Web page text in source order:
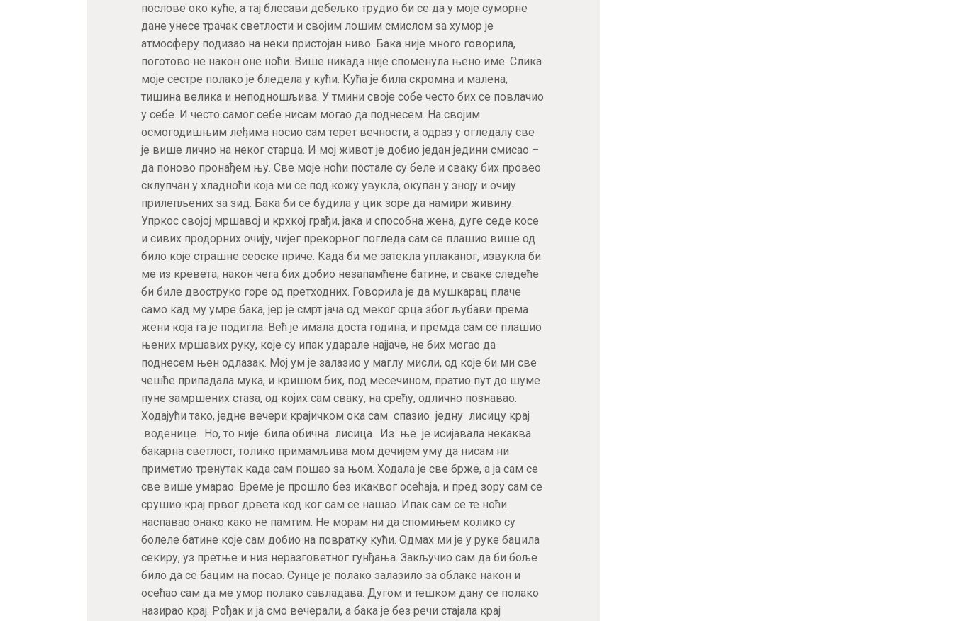
послове око куће, а тај блесави дебељко трудио би се да у моје суморне
дане унесе трачак светлости и својим лошим смислом за хумор је
атмосферу подизао на неки пристојан ниво. Бака није много говорила,
поготово не након оне ноћи. Више никада није споменула њено име. Слика
моје сестре полако је бледела у кући. Кућа је била скромна и малена;
тишина велика и неподношљива. У тмини своје собе често бих се повлачио
у себе. И често самог себе нисам могао да поднесем. На својим
осмогодишњим леђима носио сам терет вечности, а одраз у огледалу све
је више личио на неког старца. И мој живот је добио један једини смисао –
да поново пронађем њу. Све моје ноћи постале су беле и сваку бих провео
склупчан у хладноћи која ми се под кожу увукла, окупан у зноју и очију
прилепљених за зид. Бака би се будила у цик зоре да намири живину.
Упркос својој мршавој и крхкој грађи, јака и способна жена, дуге седе косе
и сивих продорних очију, чијег прекорног погледа сам се плашио више од
било које страшне сеоске приче. Када би ме затекла уплаканог, извукла би
ме из кревета, након чега бих добио незапамћене батине, и сваке следеће
би биле двоструко горе од претходних. Говорила је да мушкарац плаче
само кад му умре бака, јер је смрт јача од меког срца због љубави према
жени која га је подигла. Већ је имала доста година, и премда сам се плашио
њених мршавих руку, које су ипак ударале најјаче, не бих могао да
поднесем њен одлазак. Мој ум је залазио у маглу мисли, од које би ми све
чешће припадала мука, и кришом бих, под месечином, пратио пут до шуме
пуне замршених стаза, од којих сам сваку, на срећу, одлично познавао.
Ходајући тако, једне вечери крајичком ока сам спазио једну лисицу крај
воденице. Но, то није била обична лисица. Из ње је исијавала некаква
бакарна светлост, толико примамљива мом дечијем уму да нисам ни
приметио тренутак када сам пошао за њом. Ходала је све брже, а ја сам се
све више умарао. Време је прошло без икаквог осећаја, и пред зору сам се
срушио крај првог дрвета код ког сам се нашао. Ипак сам се те ноћи
наспавао онако како не памтим. Не морам ни да спомињем колико су
болеле батине које сам добио на повратку кући. Одмах ми је у руке бацила
секиру, уз претње и низ неразговетног гунђања. Закључио сам да би боље
било да се бацим на посао. Сунце је полако залазило за облаке након и
осећао сам да ме умор полако савладава. Дугом и тешком дану се полако
назирао крај. Рођак и ја смо вечерали, а бака је без речи стајала крај